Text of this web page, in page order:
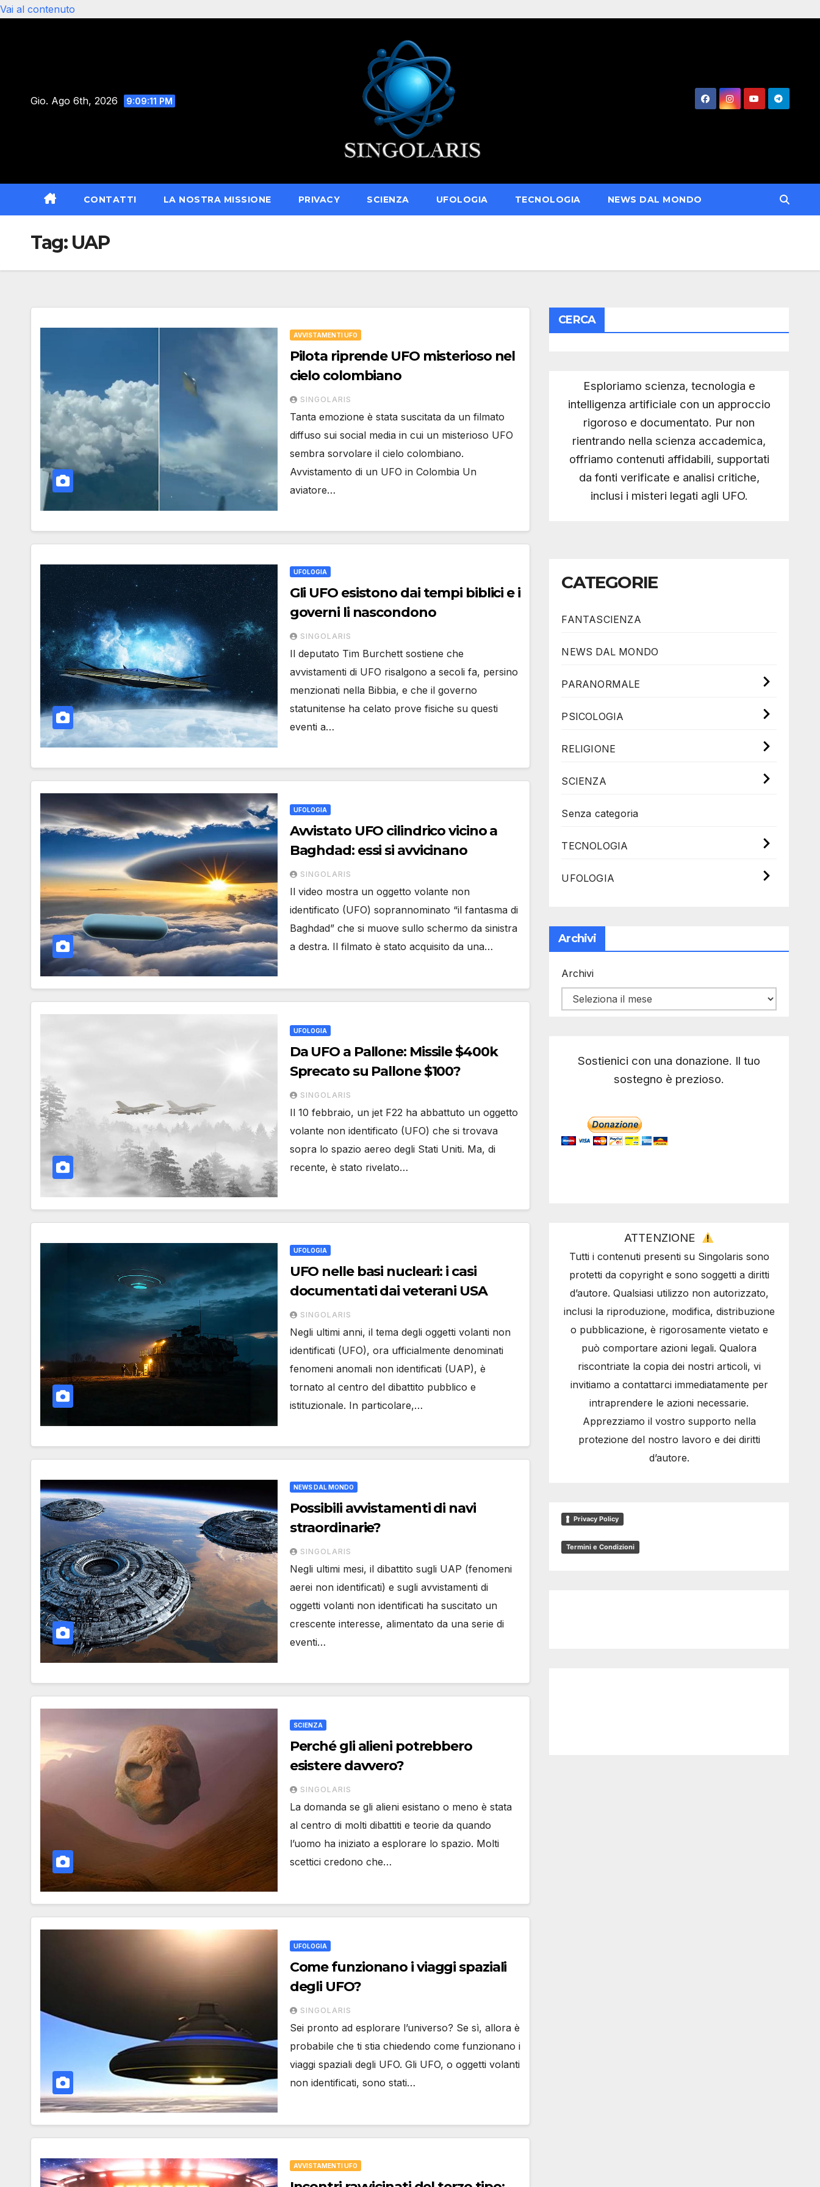
Vai al contenuto
Gio. Ago 6th, 2026 9:09:12 PM
CONTATTI LA NOSTRA MISSIONE PRIVACY SCIENZA UFOLOGIA TECNOLOGIA NEWS DAL MONDO
Tag: UAP
AVVISTAMENTI UFO
Pilota riprende UFO misterioso nel
cielo colombiano
SINGOLARIS
Tanta emozione è stata suscitata da un filmato
diffuso sui social media in cui un misterioso UFO
sembra sorvolare il cielo colombiano.
Avvistamento di un UFO in Colombia Un
aviatore…
UFOLOGIA
Gli UFO esistono dai tempi biblici e i
governi li nascondono
SINGOLARIS
Il deputato Tim Burchett sostiene che
avvistamenti di UFO risalgono a secoli fa, persino
menzionati nella Bibbia, e che il governo
statunitense ha celato prove fisiche su questi
eventi a…
UFOLOGIA
Avvistato UFO cilindrico vicino a
Baghdad: essi si avvicinano
SINGOLARIS
Il video mostra un oggetto volante non
identificato (UFO) soprannominato “il fantasma di
Baghdad” che si muove sullo schermo da sinistra
a destra. Il filmato è stato acquisito da una…
UFOLOGIA
Da UFO a Pallone: Missile $400k
Sprecato su Pallone $100?
SINGOLARIS
Il 10 febbraio, un jet F22 ha abbattuto un oggetto
volante non identificato (UFO) che si trovava
sopra lo spazio aereo degli Stati Uniti. Ma, di
recente, è stato rivelato…
UFOLOGIA
UFO nelle basi nucleari: i casi
documentati dai veterani USA
SINGOLARIS
Negli ultimi anni, il tema degli oggetti volanti non
identificati (UFO), ora ufficialmente denominati
fenomeni anomali non identificati (UAP), è
tornato al centro del dibattito pubblico e
istituzionale. In particolare,…
NEWS DAL MONDO
Possibili avvistamenti di navi
straordinarie?
SINGOLARIS
Negli ultimi mesi, il dibattito sugli UAP (fenomeni
aerei non identificati) e sugli avvistamenti di
oggetti volanti non identificati ha suscitato un
crescente interesse, alimentato da una serie di
eventi…
SCIENZA
Perché gli alieni potrebbero
esistere davvero?
SINGOLARIS
La domanda se gli alieni esistano o meno è stata
al centro di molti dibattiti e teorie da quando
l’uomo ha iniziato a esplorare lo spazio. Molti
scettici credono che…
UFOLOGIA
Come funzionano i viaggi spaziali
degli UFO?
SINGOLARIS
Sei pronto ad esplorare l’universo? Se sì, allora è
probabile che ti stia chiedendo come funzionano i
viaggi spaziali degli UFO. Gli UFO, o oggetti volanti
non identificati, sono stati…
AVVISTAMENTI UFO
CERCA
Esploriamo scienza, tecnologia e
intelligenza artificiale con un approccio
rigoroso e documentato. Pur non
rientrando nella scienza accademica,
offriamo contenuti affidabili, supportati
da fonti verificate e analisi critiche,
inclusi i misteri legati agli UFO.
CATEGORIE
FANTASCIENZA
NEWS DAL MONDO
PARANORMALE
PSICOLOGIA
RELIGIONE
SCIENZA
Senza categoria
TECNOLOGIA
UFOLOGIA
Archivi
Archivi
Sostienici con una donazione. Il tuo
sostegno è prezioso.
ATTENZIONE
Tutti i contenuti presenti su Singolaris sono
protetti da copyright e sono soggetti a diritti
d’autore. Qualsiasi utilizzo non autorizzato,
inclusi la riproduzione, modifica, distribuzione
o pubblicazione, è rigorosamente vietato e
può comportare azioni legali. Qualora
riscontriate la copia dei nostri articoli, vi
invitiamo a contattarci immediatamente per
intraprendere le azioni necessarie.
Apprezziamo il vostro supporto nella
protezione del nostro lavoro e dei diritti
d’autore.
Privacy Policy
Termini e Condizioni